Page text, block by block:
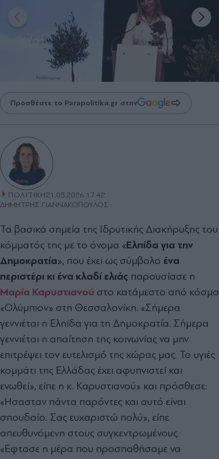
Προσθέστε το Parapolitika.gr στην
ΠΟΛΙΤΙΚΗ21.05.2026 17:42
ΔΗΜΗΤΡΗΣ ΓΙΑΝΝΑΚΟΠΟΥΛΟΣ
Τα βασικά σημεία της Ιδρυτικής Διακήρυξης του
κόμματός της με το όνομα «Ελπίδα για την
Δημοκρατία», που έχει ως σύμβολο ένα
περιστέρι κι ένα κλαδί ελιάς παρουσίασε η
Μαρία Καρυστιανού στο κατάμεστο από κόσμο
«Ολύμπιον» στη Θεσσαλονίκη. «Σήμερα
γεννιέται η Ελπίδα για τη Δημοκρατία. Σήμερα
γεννιέται η απαίτηση της κοινωνίας να μην
επιτρέψει τον ευτελισμό της χώρας μας. Το υγιές
κομμάτι της Ελλάδας έχει αφυπνιστεί και
ενωθεί», είπε η κ. Καρυστιανού» και πρόσθεσε:
«Ησασταν πάντα παρόντες και αυτό είναι
σπουδαίο. Σας ευχαριστώ πολύ», είπε
απευθυνόμενη στους συγκεντρωμένους.
«Εφτασε η μέρα που προσπαθήσαμε να